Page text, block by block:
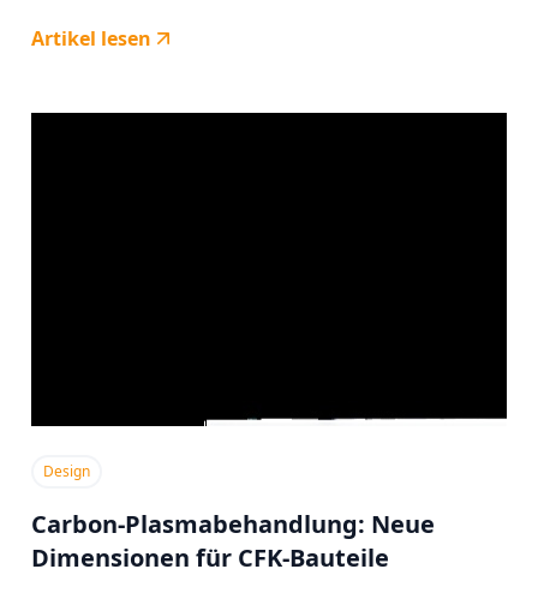
Artikel lesen
Design
Carbon-Plasmabehandlung: Neue
Dimensionen für CFK-Bauteile